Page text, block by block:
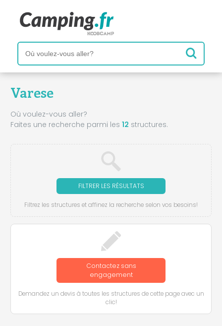
Varese
Où voulez-vous aller?
Faites une recherche parmi les 12 structures.
FILTRER LES RÉSULTATS
Filtrez les structures et affinez la recherche selon vos besoins!
Contactez sans
engagement
Demandez un devis à toutes les structures de cette page avec un
clic!